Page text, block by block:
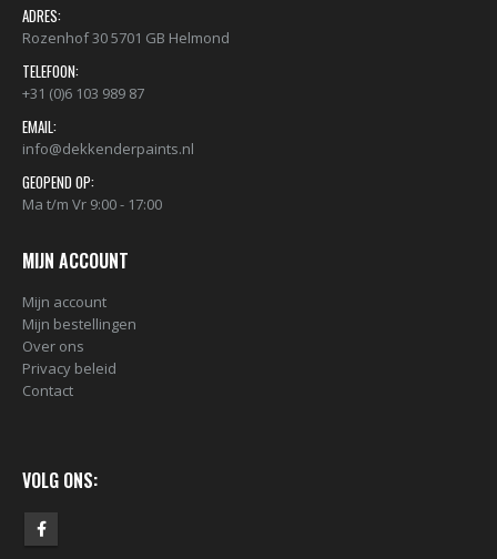
ADRES:
Rozenhof 30 5701 GB Helmond
TELEFOON:
+31 (0)6 103 989 87
EMAIL:
info@dekkenderpaints.nl
GEOPEND OP:
Ma t/m Vr 9:00 - 17:00
MIJN ACCOUNT
Mijn account
Mijn bestellingen
Over ons
Privacy beleid
Contact
VOLG ONS: